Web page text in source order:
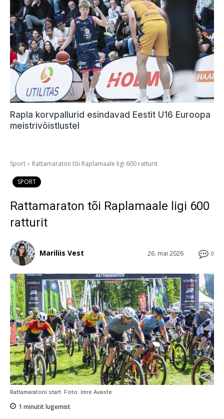
Rapla korvpallurid esindavad Eestit U16 Euroopa
meistrivõistlustel